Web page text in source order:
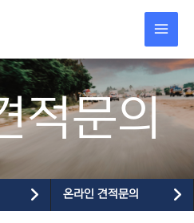
적문의
온라인 견적문의